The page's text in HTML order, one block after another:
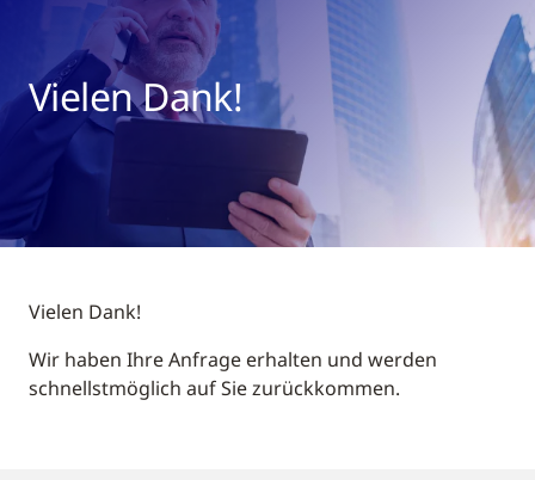
Vielen Dank!
Vielen Dank!
Wir haben Ihre Anfrage erhalten und werden
schnellstmöglich auf Sie zurückkommen.